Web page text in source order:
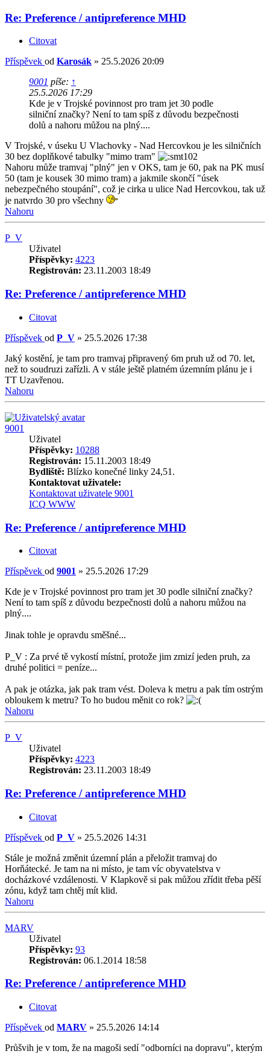
Re: Preference / antipreference MHD
Citovat
Příspěvek od Karosák » 25.5.2026 20:09
9001 píše: ↑
25.5.2026 17:29
Kde je v Trojské povinnost pro tram jet 30 podle
silniční značky? Není to tam spíš z důvodu bezpečnosti
dolů a nahoru můžou na plný....
V Trojské, v úseku U Vlachovky - Nad Hercovkou je les silničních
30 bez doplňkové tabulky "mimo tram"
Nahoru může tramvaj "plný" jen v OKS, tam je 60, pak na PK musí
50 (tam je kousek 30 mimo tram) a jakmile skončí "úsek
nebezpečného stoupání", což je cirka u ulice Nad Hercovkou, tak už
je natvrdo 30 pro všechny
Nahoru
P_V
Uživatel
Příspěvky: 4223
Registrován: 23.11.2003 18:49
Re: Preference / antipreference MHD
Citovat
Příspěvek od P_V » 25.5.2026 17:38
Jaký kostění, je tam pro tramvaj připravený 6m pruh už od 70. let,
než to soudruzi zařízli. A v stále ještě platném územním plánu je i
TT Uzavřenou.
Nahoru
9001
Uživatel
Příspěvky: 10288
Registrován: 15.11.2003 18:49
Bydliště: Blízko konečné linky 24,51.
Kontaktovat uživatele:
Kontaktovat uživatele 9001
ICQ WWW
Re: Preference / antipreference MHD
Citovat
Příspěvek od 9001 » 25.5.2026 17:29
Kde je v Trojské povinnost pro tram jet 30 podle silniční značky?
Není to tam spíš z důvodu bezpečnosti dolů a nahoru můžou na
plný....
Jinak tohle je opravdu směšné...
P_V : Za prvé tě vykostí místní, protože jim zmizí jeden pruh, za
druhé politici = peníze...
A pak je otázka, jak pak tram vést. Doleva k metru a pak tím ostrým
obloukem k metru? To ho budou měnit co rok?
Nahoru
P_V
Uživatel
Příspěvky: 4223
Registrován: 23.11.2003 18:49
Re: Preference / antipreference MHD
Citovat
Příspěvek od P_V » 25.5.2026 14:31
Stále je možná změnit územní plán a přeložit tramvaj do
Horňátecké. Je tam na ni místo, je tam víc obyvatelstva v
docházkové vzdálenosti. V Klapkově si pak můžou zřídit třeba pěší
zónu, když tam chtěj mít klid.
Nahoru
MARV
Uživatel
Příspěvky: 93
Registrován: 06.1.2014 18:58
Re: Preference / antipreference MHD
Citovat
Příspěvek od MARV » 25.5.2026 14:14
Průšvih je v tom, že na magoši sedí "odborníci na dopravu", kterým